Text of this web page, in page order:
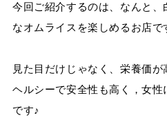
今回ご紹介するのは、なんと
なオムライスを楽しめるお店で
見た目だけじゃなく、栄養価が
ヘルシーで安全性も高く，女
です♪